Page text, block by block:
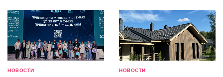
НОВОСТИ НОВОСТИ